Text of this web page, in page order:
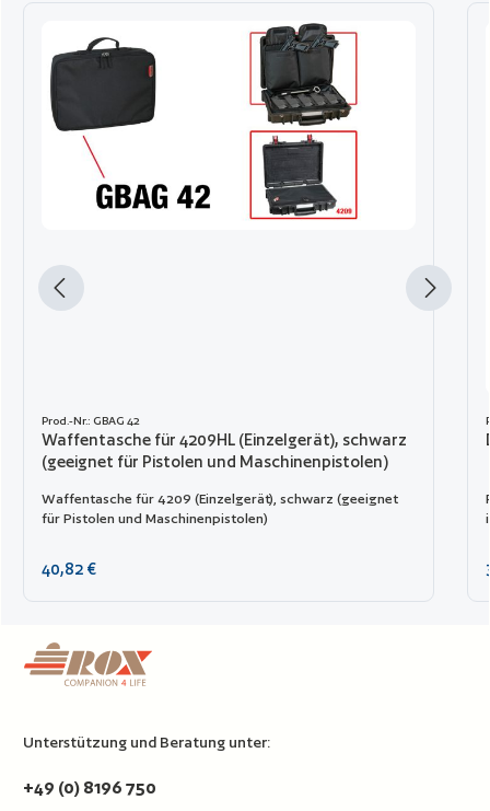
Prod.-Nr.: GBAG 42
Waffentasche für 4209HL (Einzelgerät), schwarz
(geeignet für Pistolen und Maschinenpistolen)
Waffentasche für 4209 (Einzelgerät), schwarz (geeignet
für Pistolen und Maschinenpistolen)
Regulärer Preis:
40,82 €
Unterstützung und Beratung unter:
+49 (0) 8196 750